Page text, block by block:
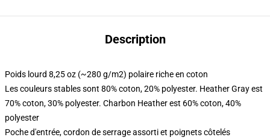
Description
Poids lourd 8,25 oz (~280 g/m2) polaire riche en coton
Les couleurs stables sont 80% coton, 20% polyester. Heather Gray est
70% coton, 30% polyester. Charbon Heather est 60% coton, 40%
polyester
Poche d'entrée, cordon de serrage assorti et poignets côtelés